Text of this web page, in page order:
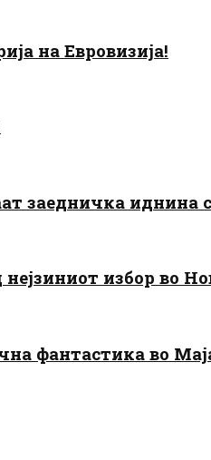
на Евровизија!
заедничка иднина
избор во
фантастика во